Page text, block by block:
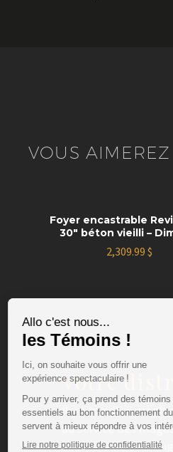
VOUS
Foyer encastrable
30″ béton vieilli –
2,309.99 $
Votre
Il y a maintenant
au service des
appareils de